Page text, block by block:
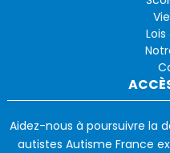
Aidez-nous à poursuivre la
autistes Autisme France